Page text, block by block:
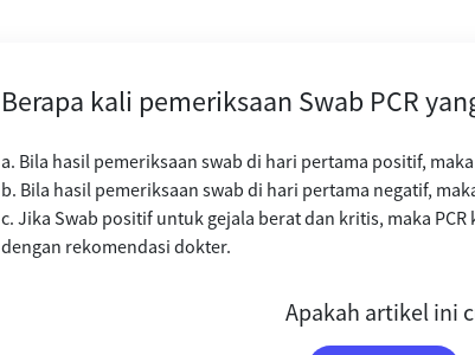
Berapa kali pemeriksaan Swab PCR
a. Bila hasil pemeriksaan swab di hari pertama positif,
b. Bila hasil pemeriksaan swab di hari pertama negatif,
c. Jika Swab positif untuk gejala berat dan kritis, maka
dengan rekomendasi dokter.
Apakah artikel ini